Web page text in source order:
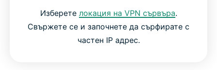
Изберете локация на VPN сървъра.
Свържете се и започнете да сърфирате с
частен IP адрес.